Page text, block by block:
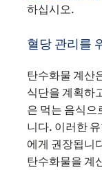
하십시오.
혈당 관리를
탄수화물 계산
식단을 계획하
은 먹는 음식으
니다. 이러한
에게 권장됩니
탄수화물을 계